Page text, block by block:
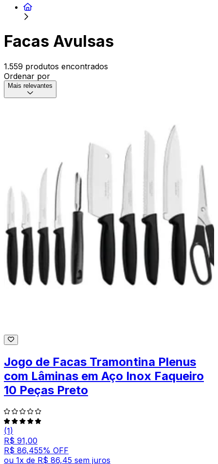
Facas Avulsas
1.559 produtos encontrados
Ordenar por
Mais relevantes
Jogo de Facas Tramontina Plenus
com Lâminas em Aço Inox Faqueiro
10 Peças Preto
(1)
R$ 91,00
R$ 86,455% OFF
ou 1x de R$ 86,45 sem juros